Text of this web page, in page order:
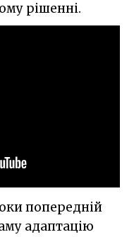
рішенні.
попередній
адаптацію